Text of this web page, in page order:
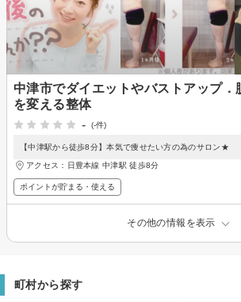
中津市でダイエットやバストアップ．
を変える整体
-
(-件)
【中津駅から徒歩8分】本気で痩せたい方の為のサロン★
アクセス：日豊本線 中津駅 徒歩8分
ポイントが貯まる・使える
その他の情報を表示
町村から探す